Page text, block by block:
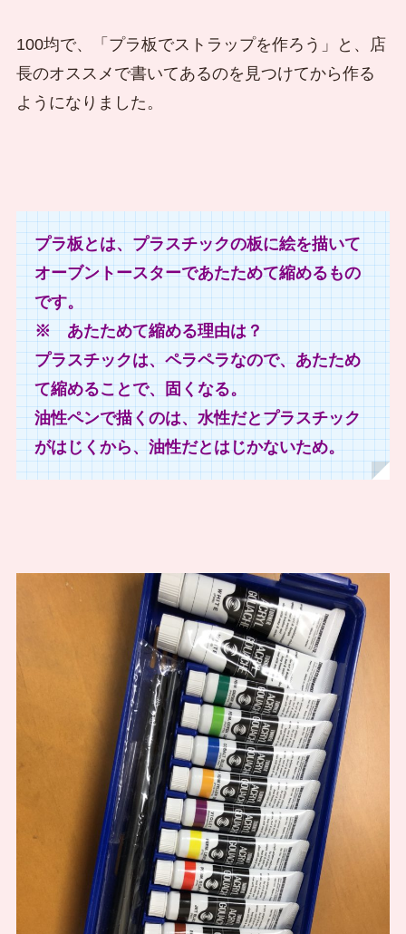
100均で、「プラ板でストラップを作ろう」と、店
長のオススメで書いてあるのを見つけてから作る
ようになりました。
プラ板とは、プラスチックの板に絵を描いて
オーブントースターであたためて縮めるもの
です。
※ あたためて縮める理由は？
プラスチックは、ペラペラなので、あたため
て縮めることで、固くなる。
油性ペンで描くのは、水性だとプラスチック
がはじくから、油性だとはじかないため。